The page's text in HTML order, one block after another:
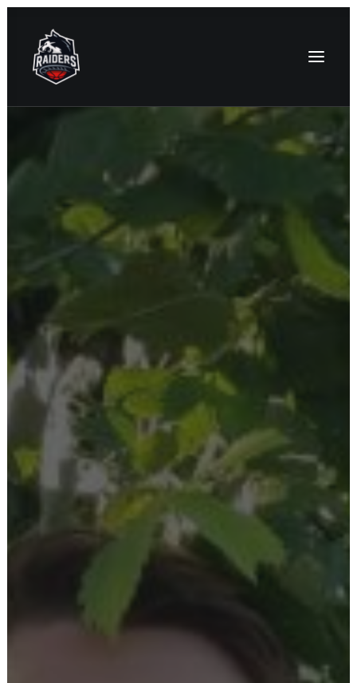
Ostoskori